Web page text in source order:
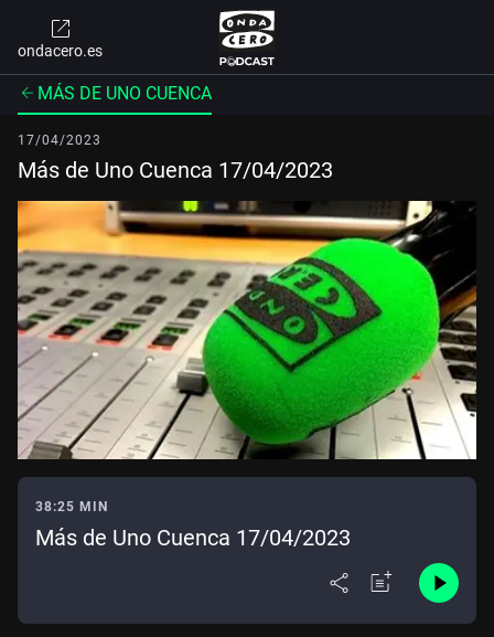
ondacero.es
MÁS DE UNO CUENCA
17/04/2023
Más de Uno Cuenca 17/04/2023
38:25 MIN
Más de Uno Cuenca 17/04/2023